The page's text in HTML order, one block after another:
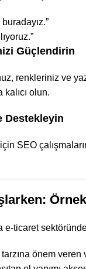
Güçlendirin
renkleriniz ve
olun.
Destekleyin
SEO
e-ticaret
önem